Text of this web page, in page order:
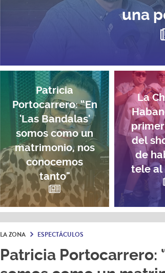
una
Patricia
Portocarrero: “En
'Las Bandalas'
somos como un
matrimonio, nos
conocemos
tanto"
La
del
de
tele al
LA ZONA ESPECTÁCULOS
Patricia Portocarrero: